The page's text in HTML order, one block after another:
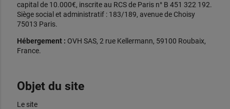
capital de 10.000€, inscrite au RCS de Paris n° B 451 322 192.
Siège social et administratif : 183/189, avenue de Choisy
75013 Paris.
Hébergement : OVH SAS, 2 rue Kellermann, 59100 Roubaix,
France.
Objet du site
Le site